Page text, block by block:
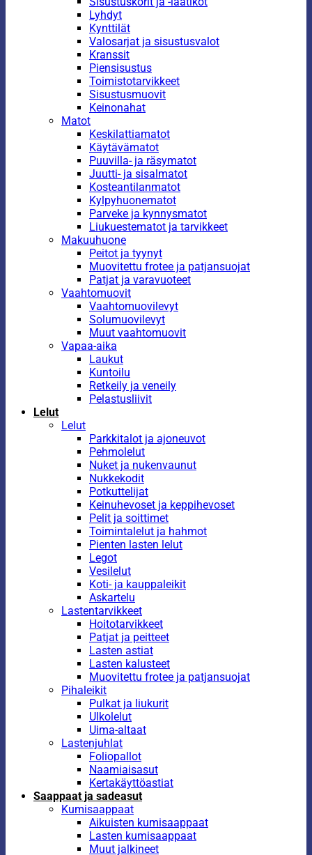
Lyhdyt
Kynttilät
Valosarjat ja sisustusvalot
Kranssit
Piensisustus
Toimistotarvikkeet
Sisustusmuovit
Keinonahat
Matot
Keskilattiamatot
Käytävämatot
Puuvilla- ja räsymatot
Juutti- ja sisalmatot
Kosteantilanmatot
Kylpyhuonematot
Parveke ja kynnysmatot
Liukuestematot ja tarvikkeet
Makuuhuone
Peitot ja tyynyt
Muovitettu frotee ja patjansuojat
Patjat ja varavuoteet
Vaahtomuovit
Vaahtomuovilevyt
Solumuovilevyt
Muut vaahtomuovit
Vapaa-aika
Laukut
Kuntoilu
Retkeily ja veneily
Pelastusliivit
Lelut
Lelut
Parkkitalot ja ajoneuvot
Pehmolelut
Nuket ja nukenvaunut
Nukkekodit
Potkuttelijat
Keinuhevoset ja keppihevoset
Pelit ja soittimet
Toimintalelut ja hahmot
Pienten lasten lelut
Legot
Vesilelut
Koti- ja kauppaleikit
Askartelu
Lastentarvikkeet
Hoitotarvikkeet
Patjat ja peitteet
Lasten astiat
Lasten kalusteet
Muovitettu frotee ja patjansuojat
Pihaleikit
Pulkat ja liukurit
Ulkolelut
Uima-altaat
Lastenjuhlat
Foliopallot
Naamiaisasut
Kertakäyttöastiat
Saappaat ja sadeasut
Kumisaappaat
Aikuisten kumisaappaat
Lasten kumisaappaat
Muut jalkineet